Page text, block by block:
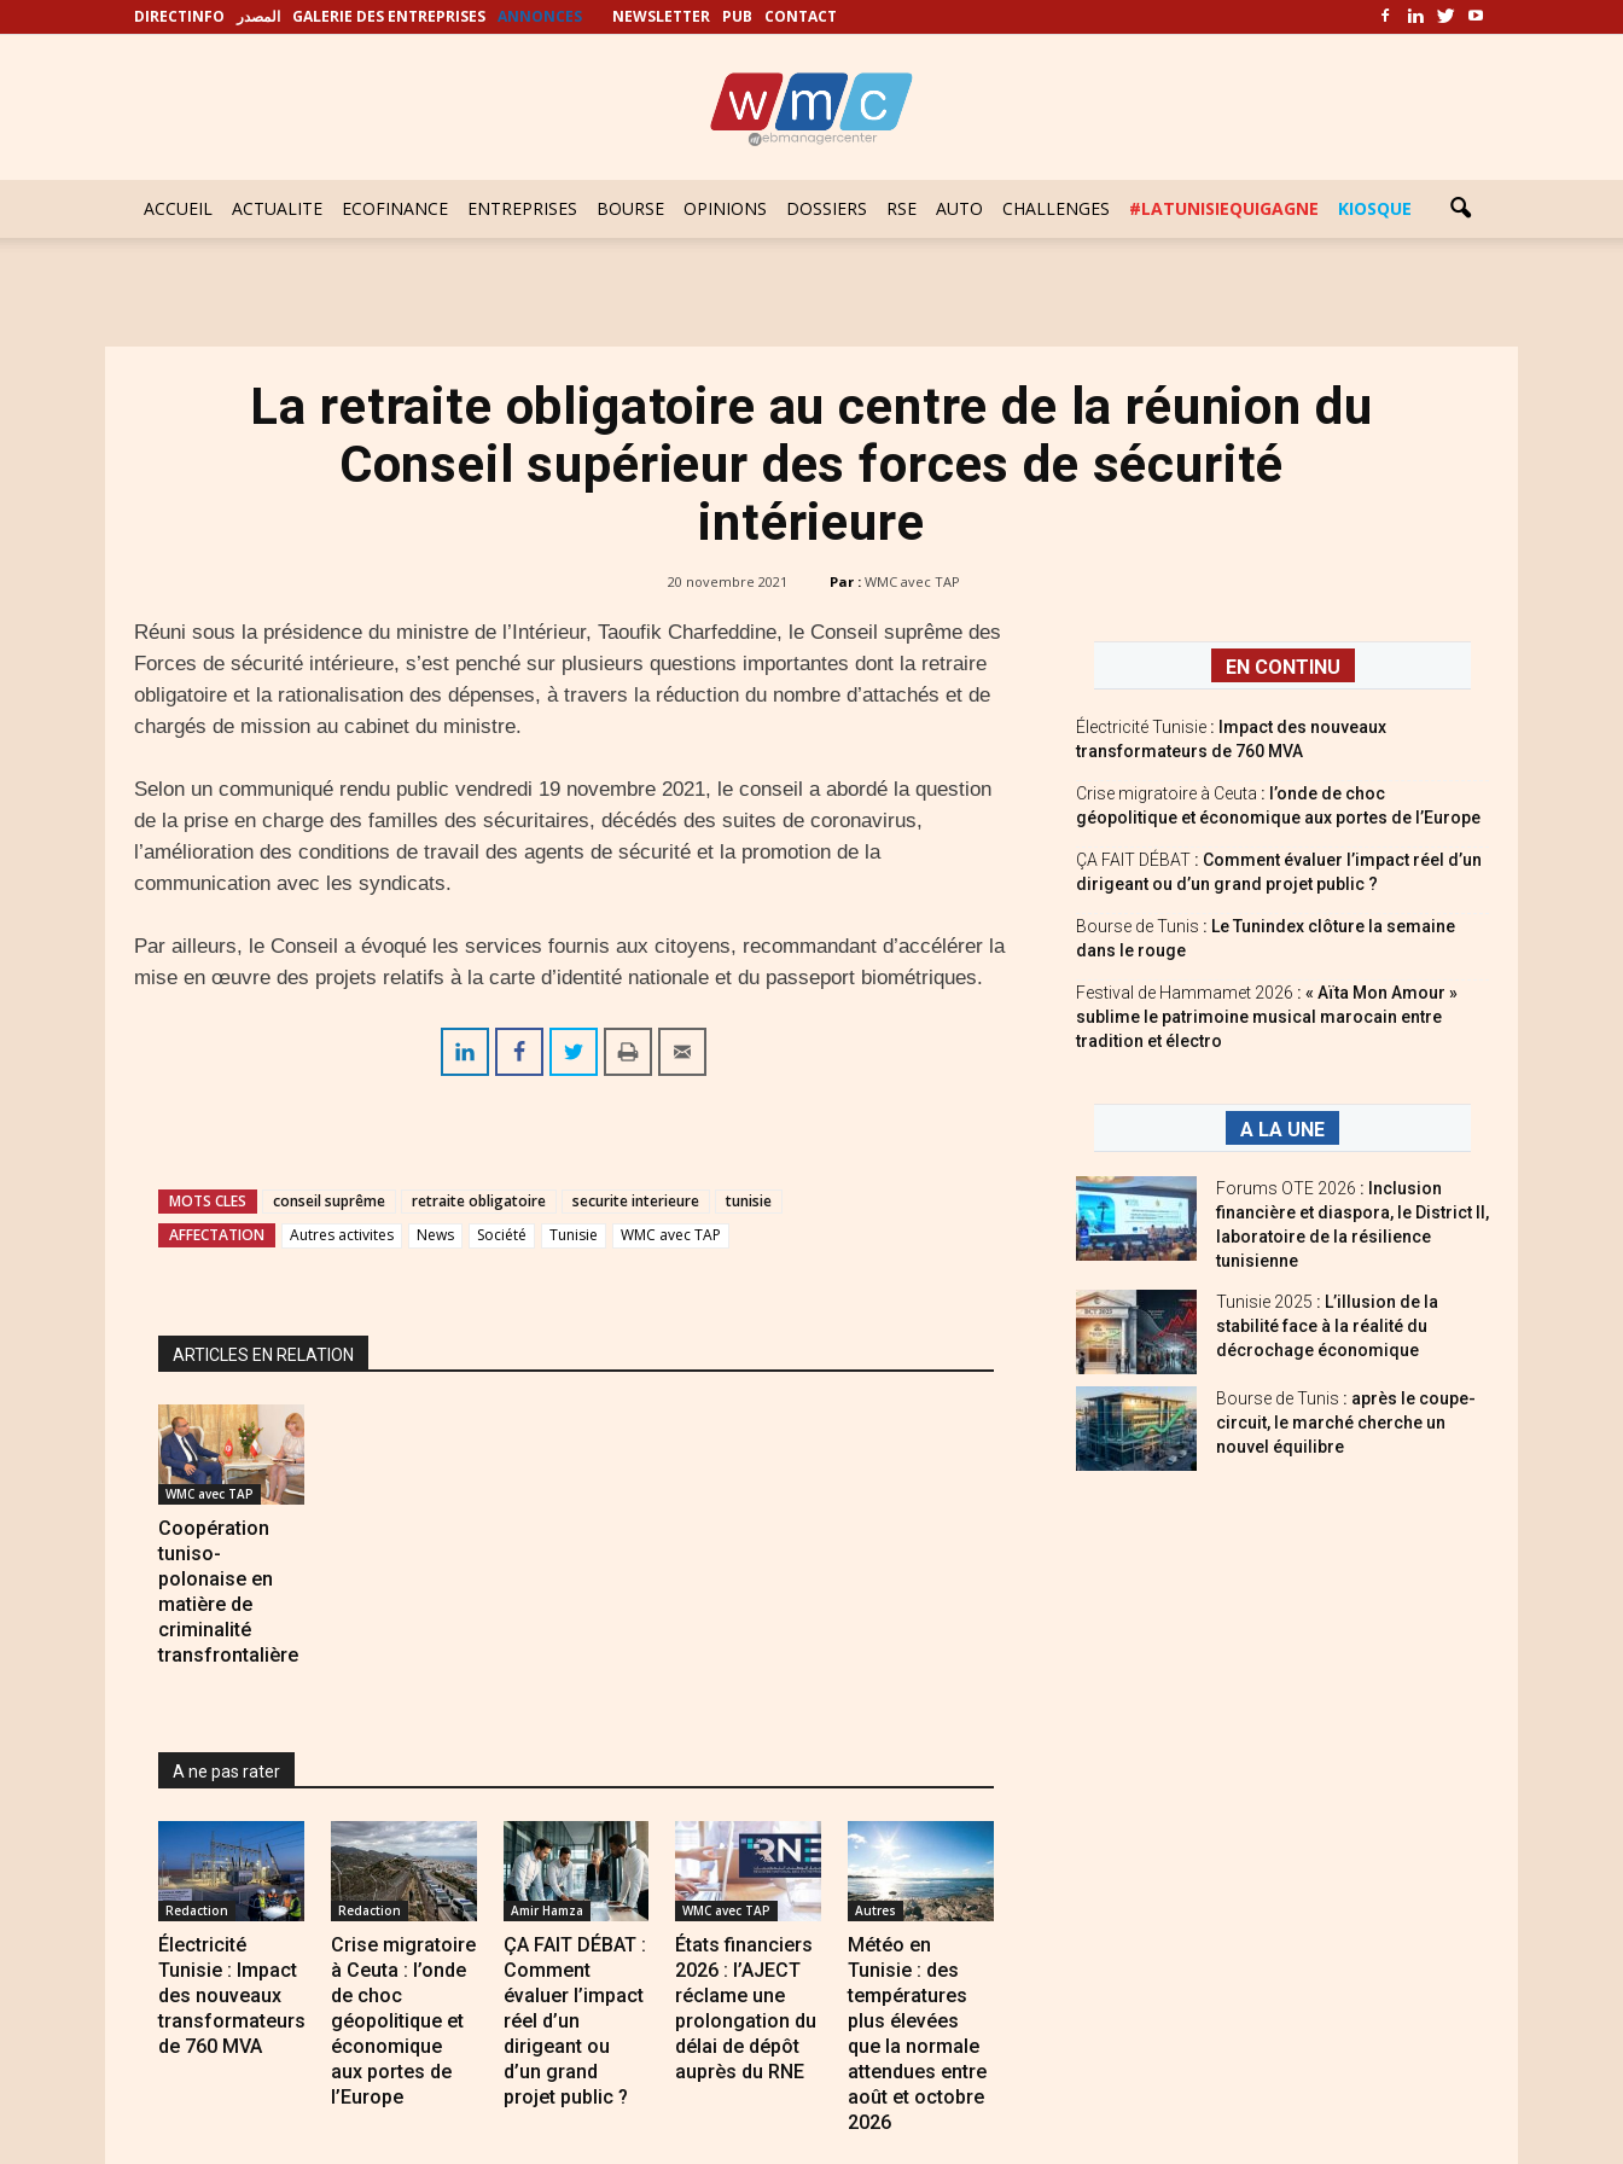
DIRECTINFO المصدر GALERIE DES ENTREPRISES ANNONCES NEWSLETTER PUB CONTACT
ACCUEIL ACTUALITE ECOFINANCE ENTREPRISES BOURSE OPINIONS DOSSIERS RSE AUTO CHALLENGES #LATUNISIEQUIGAGNE KIOSQUE
La retraite obligatoire au centre de la réunion du
Conseil supérieur des forces de sécurité
intérieure
20 novembre 2021 Par : WMC avec TAP
Réuni sous la présidence du ministre de l’Intérieur, Taoufik Charfeddine, le Conseil suprême des
Forces de sécurité intérieure, s’est penché sur plusieurs questions importantes dont la retraire
obligatoire et la rationalisation des dépenses, à travers la réduction du nombre d’attachés et de
chargés de mission au cabinet du ministre.
Selon un communiqué rendu public vendredi 19 novembre 2021, le conseil a abordé la question
de la prise en charge des familles des sécuritaires, décédés des suites de coronavirus,
l’amélioration des conditions de travail des agents de sécurité et la promotion de la
communication avec les syndicats.
Par ailleurs, le Conseil a évoqué les services fournis aux citoyens, recommandant d’accélérer la
mise en œuvre des projets relatifs à la carte d’identité nationale et du passeport biométriques.
MOTS CLES conseil suprême retraite obligatoire securite interieure
tunisie
AFFECTATION
Autres activites News Société Tunisie WMC avec TAP
ARTICLES EN RELATION
WMC avec TAP
Coopération
tuniso-
polonaise en
matière de
criminalité
transfrontalière
A ne pas rater
Redaction
Électricité
Tunisie : Impact
des nouveaux
transformateurs
de 760 MVA
Redaction
Crise migratoire
à Ceuta : l’onde
de choc
géopolitique et
économique
aux portes de
l’Europe
Amir Hamza
ÇA FAIT DÉBAT :
Comment
évaluer l’impact
réel d’un
dirigeant ou
d’un grand
projet public ?
WMC avec TAP
États financiers
2026 : l’AJECT
réclame une
prolongation du
délai de dépôt
auprès du RNE
Autres
Météo en
Tunisie : des
températures
plus élevées
que la normale
attendues entre
août et octobre
2026
EN CONTINU
Électricité Tunisie : Impact des nouveaux
transformateurs de 760 MVA
Crise migratoire à Ceuta : l’onde de choc
géopolitique et économique aux portes de l’Europe
ÇA FAIT DÉBAT : Comment évaluer l’impact réel d’un
dirigeant ou d’un grand projet public ?
Bourse de Tunis : Le Tunindex clôture la semaine
dans le rouge
Festival de Hammamet 2026 : « Aïta Mon Amour »
sublime le patrimoine musical marocain entre
tradition et électro
A LA UNE
Forums OTE 2026 : Inclusion
financière et diaspora, le District II,
laboratoire de la résilience
tunisienne
Tunisie 2025 : L’illusion de la
stabilité face à la réalité du
décrochage économique
Bourse de Tunis : après le coupe-
circuit, le marché cherche un
nouvel équilibre